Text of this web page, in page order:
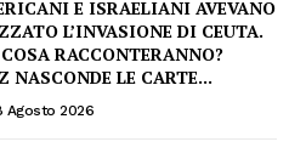
E ISRAELIANI AVEVANO
L’INVASIONE DI CEUTA.
RACCONTERANNO?
NASCONDE LE CARTE...
Agosto 2026